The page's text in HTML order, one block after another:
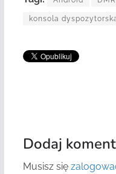
konsola
Dodaj
Musisz się